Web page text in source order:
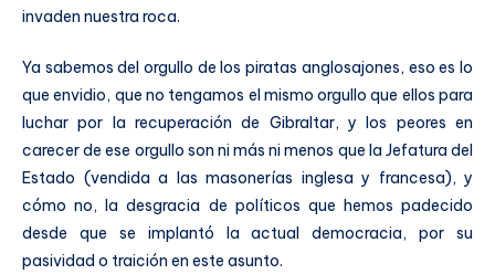
invaden nuestra roca.
Ya sabemos del orgullo de los piratas anglosajones, eso es lo
que envidio, que no tengamos el mismo orgullo que ellos para
luchar por la recuperación de Gibraltar, y los peores en
carecer de ese orgullo son ni más ni menos que la Jefatura del
Estado (vendida a las masonerías inglesa y francesa), y
cómo no, la desgracia de políticos que hemos padecido
desde que se implantó la actual democracia, por su
pasividad o traición en este asunto.